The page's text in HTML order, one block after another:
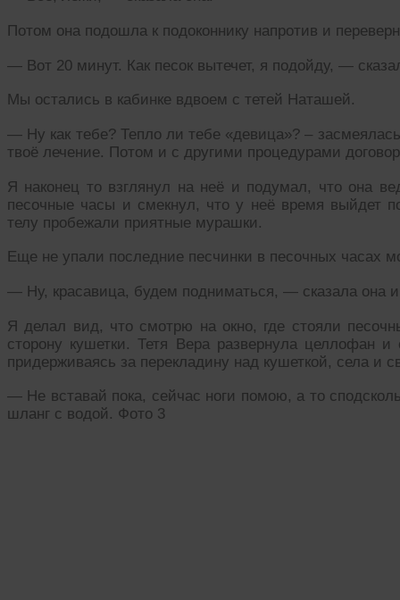
Потом она подошла к подоконнику напротив и
— Вот 20 минут. Как песок вытечет, я подойду, —
Мы остались в кабинке вдвоем с тетей Наташей.
— Ну как тебе? Тепло ли тебе «девица»? –
твоё лечение. Потом и с другими процедурами
Я наконец то взглянул на неё и подумал, что она
песочные часы и смекнул, что у неё время выйдет
телу пробежали приятные мурашки.
Еще не упали последние песчинки в песочных часах
— Ну, красавица, будем подниматься, — сказала она
Я делал вид, что смотрю на окно, где стояли
сторону кушетки. Тетя Вера развернула целлофан
придерживаясь за перекладину над кушеткой, села и
— Не вставай пока, сейчас ноги помою, а то
шланг с водой. Фото 3